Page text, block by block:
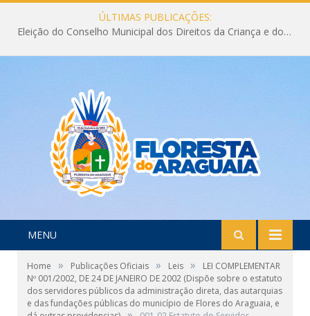
ÚLTIMAS PUBLICAÇÕES:
Eleição do Conselho Municipal dos Direitos da Criança e do Adolescente CMDCA 2026
MENU
Home » Publicações Oficiais » Leis »
LEI COMPLEMENTAR
Nº 001/2002, DE 24 DE JANEIRO DE 2002 (Dispõe sobre o estatuto
dos servidores públicos da administração direta, das autarquias
e das fundações públicas do município de Flores do Araguaia, e